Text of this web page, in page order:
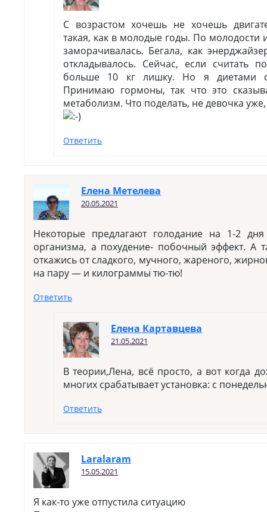
С возрастом хочешь не хочешь
такая, как в молодые годы. По
заморачивалась. Бегала, как
откладывалось. Сейчас, если
больше 10 кг лишку. Но я диетами
Принимаю гормоны, так что это
метаболизм. Что поделать, не девочка уже,
Ответить
Елена Метелева
20.05.2021
Некоторые предлагают голодание на 1-2
организма, а похудение- побочный эффект. А
откажись от сладкого, мучного, жареного,
на пару — и килограммы тю-тю!
Ответить
Елена Картавцева
21.05.2021
В теории,Лена, всё просто, а вот когда
многих срабатывает установка: с
Ответить
Laralaram
15.05.2021
Я как-то уже отпустила ситуацию